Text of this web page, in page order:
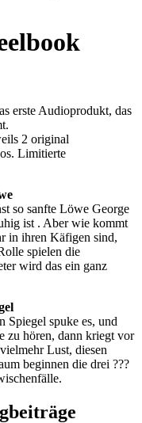
erste Audioprodukt, das
2 original
Limitierte
so sanfte Löwe George
ist . Aber wie kommt
in ihren Käfigen sind,
spielen die
wird das ein ganz
Spiegel spuke es, und
zu hören, dann kriegt vor
Lust, diesen
beginnen die drei ???